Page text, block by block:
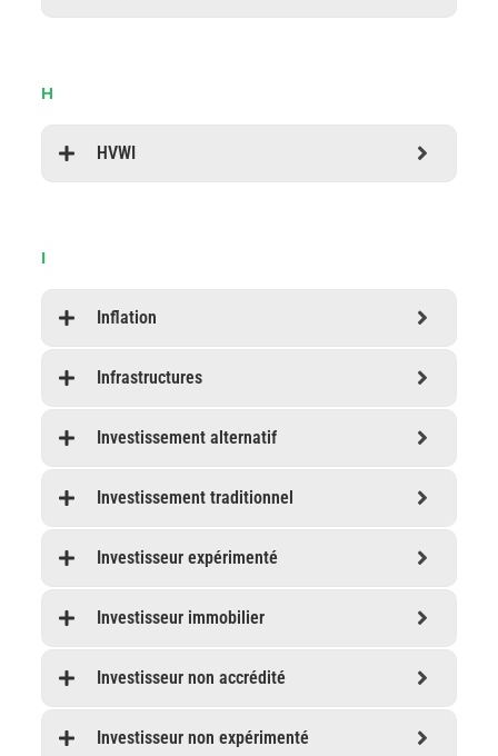
H
HVWI
I
Inflation
Infrastructures
Investissement alternatif
Investissement traditionnel
Investisseur expérimenté
Investisseur immobilier
Investisseur non accrédité
Investisseur non expérimenté